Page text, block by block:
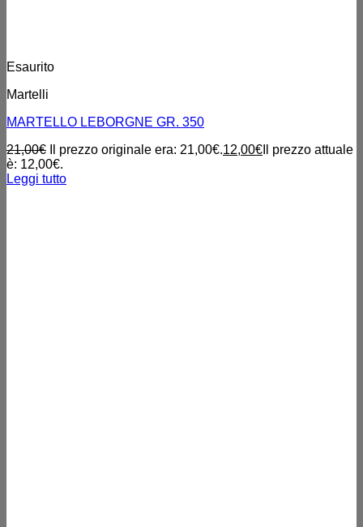
Esaurito
Martelli
MARTELLO LEBORGNE GR. 350
21,00€ Il prezzo originale era: 21,00€.12,00€ Il prezzo attuale
è: 12,00€.
Leggi tutto